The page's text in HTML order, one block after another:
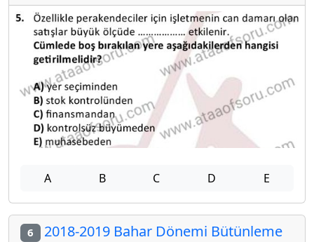
A B C D E
6 2018-2019 Bahar Dönemi Bütünleme